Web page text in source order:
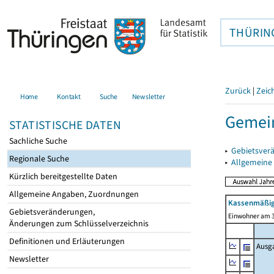
Home Kontakt Suche Newsletter
STATISTISCHE DATEN
Sachliche Suche
Regionale Suche
Kürzlich bereitgestellte Daten
Allgemeine Angaben, Zuordnungen
Gebietsveränderungen,
Änderungen zum Schlüsselverzeichnis
Definitionen und Erläuterungen
Newsletter
Zurück |
▸
▸
Einwohner am